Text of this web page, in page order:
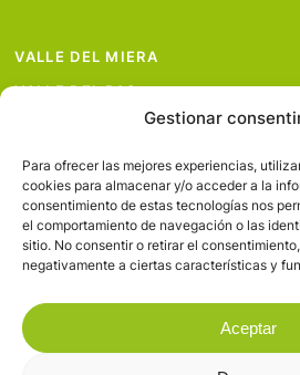
Gestionar
Para ofrecer las mejores experiencias,
cookies para almacenar y/o acceder a la
consentimiento de estas tecnologías nos
el comportamiento de navegación o las
sitio. No consentir o retirar el
negativamente a ciertas características y
Aceptar
VALLE DEL MIERA
VALLE DEL PAS
VALLE DEL PISUEÑA
PROYECTOS
SERVICIOS
AVISO LEGAL